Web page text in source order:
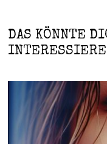
DAS KÖNNTE